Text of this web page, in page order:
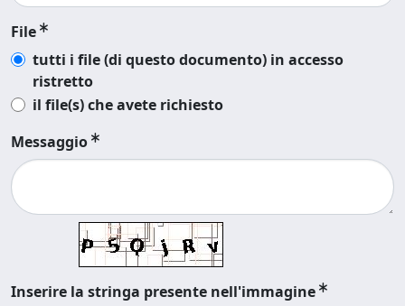
File
tutti i file (di questo documento) in accesso
ristretto
il file(s) che avete richiesto
Messaggio
Inserire la stringa presente nell'immagine